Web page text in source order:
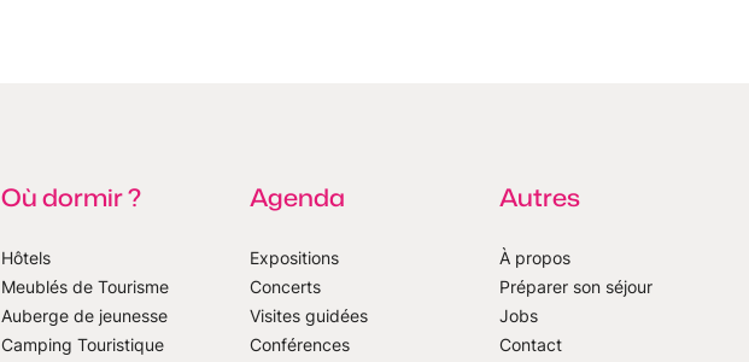
Où dormir ?
Hôtels
Meublés de Tourisme
Auberge de jeunesse
Camping Touristique
Agenda
Expositions
Concerts
Visites guidées
Conférences
Autres
À propos
Préparer son séjour
Jobs
Contact